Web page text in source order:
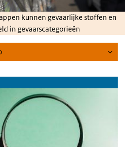
kunnen gevaarlijke stoffen en
in gevaarscategorieën